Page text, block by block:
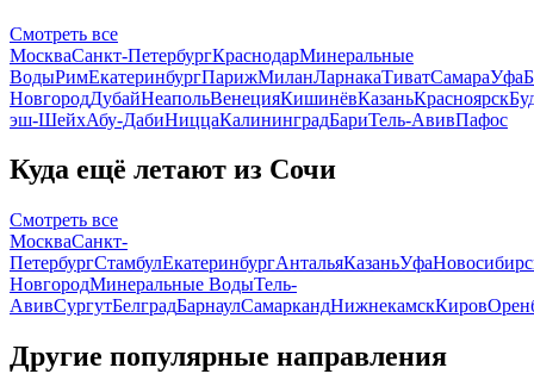
Смотреть все
МоскваСанкт-ПетербургКраснодарМинеральные
ВодыРимЕкатеринбургПарижМиланЛарнакаТиватСамараУфа
НовгородДубайНеапольВенецияКишинёвКазаньКрасноярск
эш-ШейхАбу-ДабиНиццаКалининградБариТель-АвивПафос
Куда ещё летают из Сочи
Смотреть все
МоскваСанкт-
ПетербургСтамбулЕкатеринбургАнтальяКазаньУфа
НовгородМинеральные ВодыТель-
АвивСургутБелградБарнаулСамаркандНижнекамскКиров
Другие популярные направления